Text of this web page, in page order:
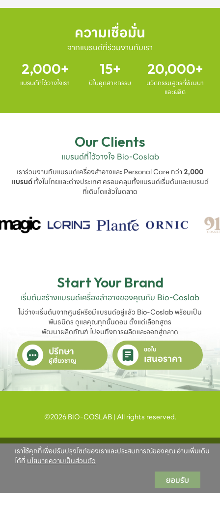
ความเชื่อมั่น
จากแบรนด์ที่ร่วมงานกับเรา
2,000
แบรนด์ที่ไว้วางใจเรา
15
ปีในอุตสาหกรรม
20,000
นวัตกรรมสูตรที่พัฒนา
และผลิต
Our Clients
แบรนด์ที่ไว้วางใจ Bio-Coslab
เราร่วมงานกับแบรนด์เครื่องสำอางและ Personal Care กว่า2,000
แบรนด์ทั้งในไทยและต่างประเทศ ครอบคลุมทั้งแบรนด์เริ่มต้นและแบรนด์
ที่เติบโตแล้วในตลาด
Start Your Brand
เริ่มต้นสร้างแบรนด์เครื่องสำอางของคุณกับ Bio-Coslab
ไม่ว่าจะเริ่มต้นจากศูนย์หรือมีแบรนด์อยู่แล้ว Bio-Coslab พร้อมเป็น
พันธมิตร ดูแลคุณทุกขั้นตอน ตั้งแต่เลือกสูตร
พัฒนาผลิตภัณฑ์ ไปจนถึงการผลิตและออกสู่ตลาด
ปรึกษา
ผู้เชี่ยวชาญ
ขอใบ
เสนอราคา
©2026 BIO-COSLAB | All rights reserved.
เราใช้คุกกี้เพื่อปรับปรุงไซต์ของเราและประสบการณ์ของคุณ อ่านเพิ่มเติม
ได้ที่ นโยบายความเป็นส่วนตัว
ยอมรับ